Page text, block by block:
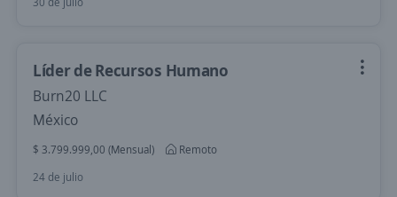
Líder de Recursos Humano
Burn20 LLC
México
$ 3.799.999,00 (Mensual)
Remoto
24 de julio